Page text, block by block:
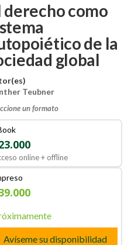
derecho como
de la
global
Teubner
un formato
online + offline
Avíseme su disponibilidad